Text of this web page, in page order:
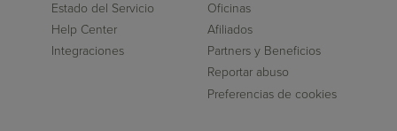
Estado del Servicio
Help Center
Integraciones
Oficinas
Afiliados
Partners y Beneficios
Reportar abuso
Preferencias de cookies